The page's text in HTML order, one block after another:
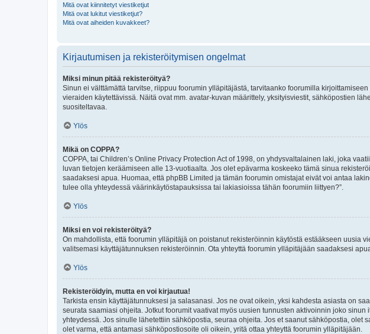
Mitä ovat kiinnitetyt viestiketjut
Mitä ovat lukitut viestiketjut?
Mitä ovat aiheiden kuvakkeet?
Kirjautumisen ja rekisteröitymisen ongelmat
Miksi minun pitää rekisteröityä?
Sinun ei välttämättä tarvitse, riippuu foorumin ylläpitäjästä, tarvitaanko foorumilla
vieraiden käytettävissä. Näitä ovat mm. avatar-kuvan määrittely, yksityisviestit, sähköpostien
suositeltavaa.
Ylös
Mikä on COPPA?
COPPA, tai Children’s Online Privacy Protection Act of 1998, on yhdysvaltalainen laki, joka
luvan tietojen keräämiseen alle 13-vuotiaalta. Jos olet epävarma koskeeko tämä sinua
saadaksesi apua. Huomaa, että phpBB Limited ja tämän foorumin omistajat eivät voi antaa
tulee olla yhteydessä väärinkäytöstapauksissa tai lakiasioissa tähän foorumiin liittyen?”.
Ylös
Miksi en voi rekisteröityä?
On mahdollista, että foorumin ylläpitäjä on poistanut rekisteröinnin käytöstä estääkseen uusia
valitsemasi käyttäjätunnuksen rekisteröinnin. Ota yhteyttä foorumin ylläpitäjään saadaksesi
Ylös
Rekisteröidyin, mutta en voi kirjautua!
Tarkista ensin käyttäjätunnuksesi ja salasanasi. Jos ne ovat oikein, yksi kahdesta asiasta on
seurata saamiasi ohjeita. Jotkut foorumit vaativat myös uusien tunnusten aktivoinnin joko
yhteydessä. Jos sinulle lähetettiin sähköpostia, seuraa ohjeita. Jos et saanut sähköpostia,
olet varma, että antamasi sähköpostiosoite oli oikein, yritä ottaa yhteyttä foorumin ylläpitäjään.